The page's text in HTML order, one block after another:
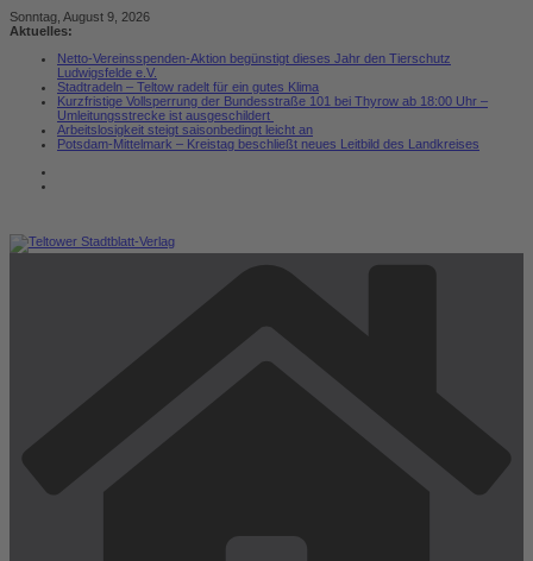
Zum
Inhalt
Sonntag, August 9, 2026
Aktuelles:
Netto-Vereinsspenden-Aktion begünstigt dieses Jahr den Tierschutz
Ludwigsfelde e.V.
Stadtradeln – Teltow radelt für ein gutes Klima
Kurzfristige Vollsperrung der Bundesstraße 101 bei Thyrow ab 18:00 Uhr –
Umleitungsstrecke ist ausgeschildert
Arbeitslosigkeit steigt saisonbedingt leicht an
Potsdam-Mittelmark – Kreistag beschließt neues Leitbild des Landkreises